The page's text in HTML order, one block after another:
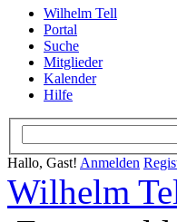
Wilhelm Tell
Portal
Suche
Mitglieder
Kalender
Hilfe
Hallo, Gast! Anmelden
Wilhelm